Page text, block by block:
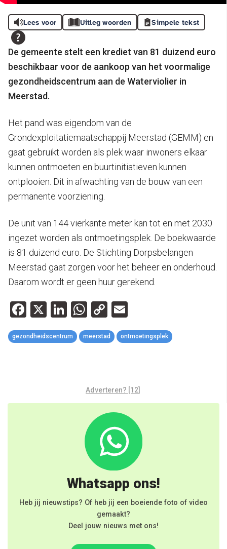
Lees voor Uitleg woorden Simpele tekst
De gemeente stelt een krediet van 81 duizend euro
beschikbaar voor de aankoop van het voormalige
gezondheidscentrum aan de Waterviolier in
Meerstad.
Het pand was eigendom van de
Grondexploitatiemaatschappij Meerstad (GEMM) en
gaat gebruikt worden als plek waar inwoners elkaar
kunnen ontmoeten en buurtinitiatieven kunnen
ontplooien. Dit in afwachting van de bouw van een
permanente voorziening.
De unit van 144 vierkante meter kan tot en met 2030
ingezet worden als ontmoetingsplek. De boekwaarde
is 81 duizend euro. De Stichting Dorpsbelangen
Meerstad gaat zorgen voor het beheer en onderhoud.
Daarom wordt er geen huur gerekend.
Facebook
X LinkedIn
WhatsApp
Copy
Link
gezondheidscentrum meerstad ontmoetingsplek
Adverteren? [12]
Whatsapp ons!
Heb jij nieuwstips? Of heb jij een boeiende foto of video
gemaakt?
Deel jouw nieuws met ons!